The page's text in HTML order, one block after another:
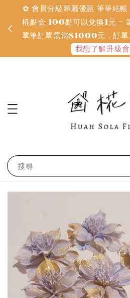
✿ 會員分級專屬優惠 筆筆結帳
椛點金 100點可以兌換1元 =
單筆訂單需滿$1000元，訂單
我想了解升級
搜尋